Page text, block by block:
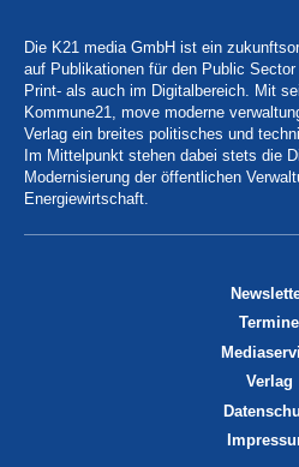
Die K21 media GmbH ist ein
auf Publikationen für den Public
Print- als auch im Digitalbereich. Mit
Kommune21, move moderne
Verlag ein breites politisches und
Im Mittelpunkt stehen dabei stets die
Modernisierung der öffentlichen
Energiewirtschaft.
Termine
Verlag